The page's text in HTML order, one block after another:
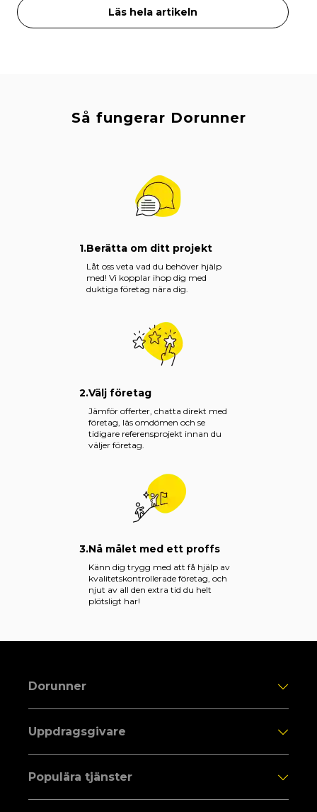
Läs hela artikeln
Så fungerar Dorunner
1.Berätta om ditt projekt
Låt oss veta vad du behöver hjälp
med! Vi kopplar ihop dig med
duktiga företag nära dig.
2.Välj företag
Jämför offerter, chatta direkt med
företag, läs omdömen och se
tidigare referensprojekt innan du
väljer företag.
3.Nå målet med ett proffs
Känn dig trygg med att få hjälp av
kvalitetskontrollerade företag, och
njut av all den extra tid du helt
plötsligt har!
Dorunner
Uppdragsgivare
Populära tjänster